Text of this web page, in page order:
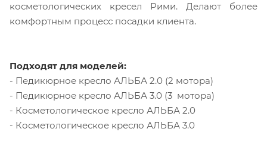
косметологических кресел Рими. Делают более
комфортным процесс посадки клиента.
Подходят для моделей:
- Педикюрное кресло АЛЬБА 2.0 (2 мотора)
- Педикюрное кресло АЛЬБА 3.0 (3 мотора)
- Косметологическое кресло АЛЬБА 2.0
- Косметологическое кресло АЛЬБА 3.0